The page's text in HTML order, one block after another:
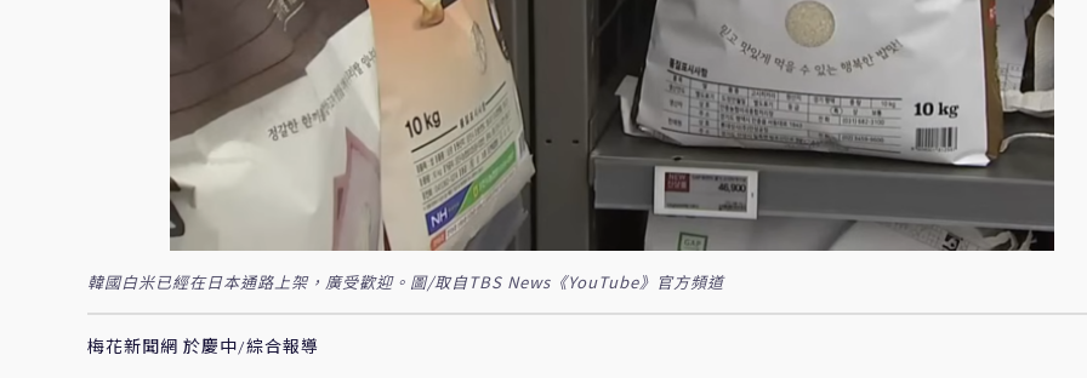
韓國白米已經在日本通路上架，廣受歡迎。圖/取自TBS News《YouTube》官方頻道
梅花新聞網 於慶中/綜合報導